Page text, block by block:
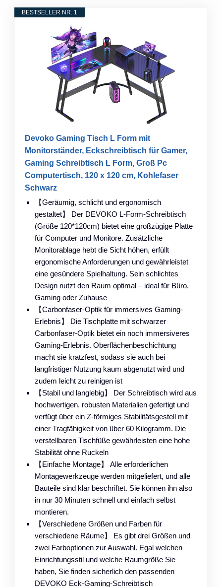
BESTSELLER NR. 1
Devoko Gaming Tisch L Form mit
Monitorständer, Eckschreibtisch für Gamer,
Gaming Schreibtisch L Form, Groß Pc
Computertisch, 120 x 120 cm, Kohlefaser
Schwarz
【Geräumig, schlicht und ergonomisch
gestaltet】 Der DEVOKO L-Form-Schreibtisch
(Größe 120*120cm) bietet eine großzügige Platte
für Computer und Monitore. Zusätzliche
Monitorablage hebt die Sicht höhen, erfüllt
ergonomische Anforderungen und gewährleistet
eine gesündere Spielhaltung. Sein schlichtes
Design nutzt den Raum optimal – ideal für Büro,
Gaming oder Zuhause
【Carbonfaser-Optik für immersives Gaming-
Erlebnis】 Die Tischplatte mit schwarzer
Carbonfaser-Optik bietet ein noch immersiveres
Gaming-Erlebnis. Oberflächenbeschichtung
macht sie kratzfest, sodass sie auch bei
langfristiger Nutzung kaum abgenutzt wird und
zudem leicht zu reinigen ist
【Stabil und langlebig】 Der Schreibtisch wird aus
hochwertigen, robusten Materialien gefertigt und
verfügt über ein Z-förmiges Stabilitätsgestell mit
einer Tragfähigkeit von über 60 Kilogramm. Die
verstellbaren Tischfüße gewährleisten eine hohe
Stabilität ohne Ruckeln
【Einfache Montage】 Alle erforderlichen
Montagewerkzeuge werden mitgeliefert, und alle
Bauteile sind klar beschriftet. Sie können ihn also
in nur 30 Minuten schnell und einfach selbst
montieren.
【Verschiedene Größen und Farben für
verschiedene Räume】 Es gibt drei Größen und
zwei Farboptionen zur Auswahl. Egal welchen
Einrichtungsstil und welche Raumgröße Sie
haben, Sie finden sicherlich den passenden
DEVOKO Eck-Gaming-Schreibtisch